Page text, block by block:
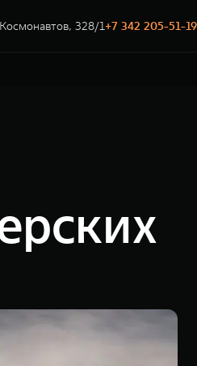
328/1+7 342 205-51-19